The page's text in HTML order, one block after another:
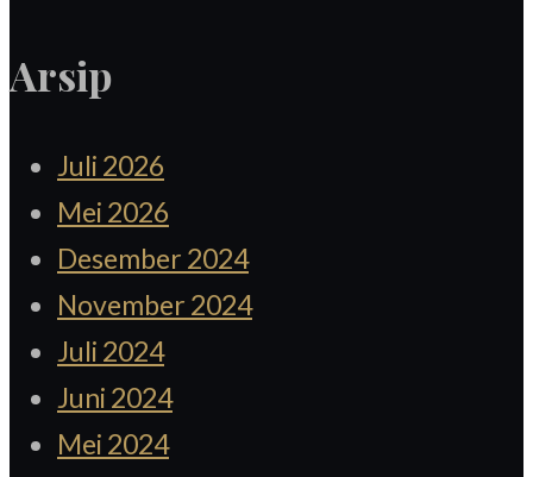
Arsip
Juli 2026
Mei 2026
Desember 2024
November 2024
Juli 2024
Juni 2024
Mei 2024